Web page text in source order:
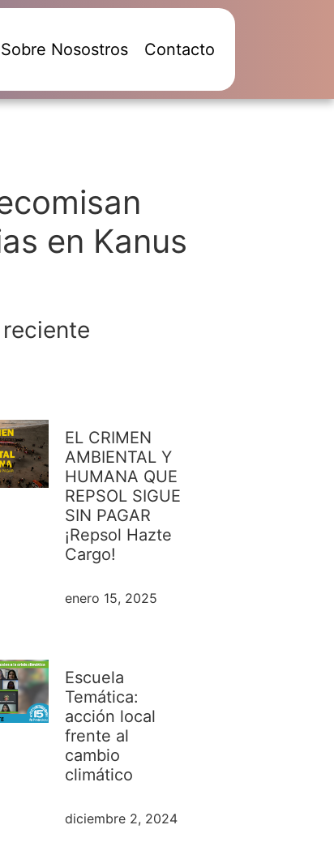
Sobre Nosostros Contacto
en Kanus
EL CRIMEN
AMBIENTAL Y
HUMANA QUE
REPSOL SIGUE
SIN PAGAR
¡Repsol Hazte
Cargo!
enero 15, 2025
Escuela
Temática:
acción local
frente al
cambio
climático
diciembre 2, 2024